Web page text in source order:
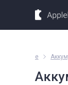
Для
для iPhone